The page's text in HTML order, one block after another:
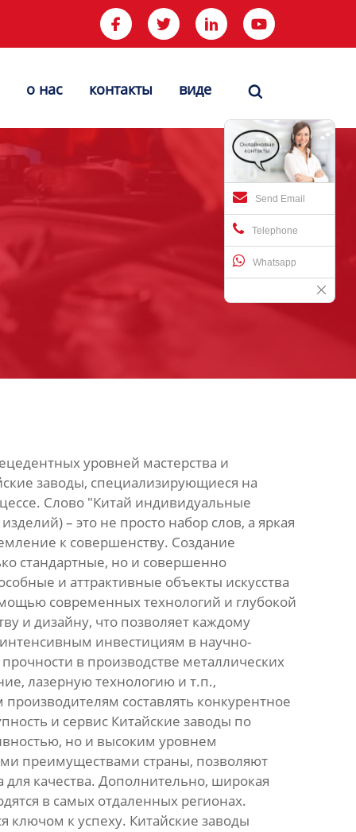
   
о нас контакты виде 
Send Email
Telephone
Whatsapp
уровней мастерства и
заводы, специализирующиеся на
Слово "Китай индивидуальные
– это не просто набор слов, а яркая
к совершенству. Создание
стандартные, но и совершенно
и аттрактивные объекты искусства
современных технологий и глубокой
и дизайну, что позволяет каждому
интенсивным инвестициям в научно-
в производстве металлических
лазерную технологию и т.п.,
составлять конкурентное
и сервис Китайские заводы по
но и высоким уровнем
преимуществами страны, позволяют
качества. Дополнительно, широкая
в самых отдаленных регионах.
ключом к успеху. Китайские заводы